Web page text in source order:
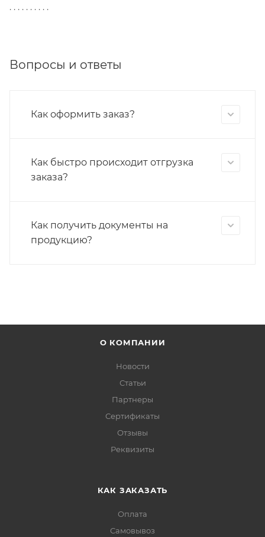
. . . . . . . . . .
Вопросы и ответы
Как оформить заказ?
Как быстро происходит отгрузка
заказа?
Как получить документы на
продукцию?
О КОМПАНИИ
Новости
Статьи
Партнеры
Сертификаты
Отзывы
Реквизиты
КАК ЗАКАЗАТЬ
Оплата
Самовывоз